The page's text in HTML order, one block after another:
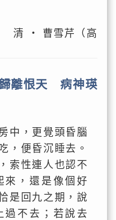
‧ 曹雪芹（高
離恨天 病神瑛
中，更覺頭昏腦
，便昏沉睡去。
索性連人也認不
來，還是像個好
是回九之期，說
過不去；若說去